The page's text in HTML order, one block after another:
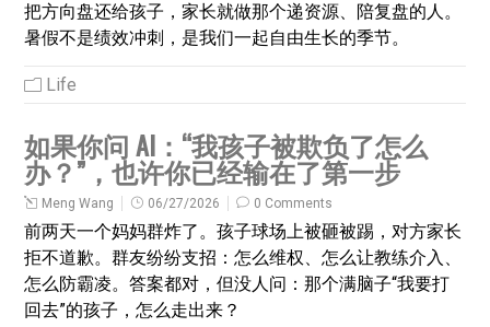
把方向盘还给孩子，家长就做那个递资源、陪复盘的人。
暑假不是绩效冲刺，是我们一起自由生长的季节。
Life
如果你问 AI：“我孩子被欺负了怎么
办？”，也许你已经输在了第一步
Meng Wang 06/27/2026 0 Comments
前两天一个妈妈群炸了。孩子球场上被砸被踢，对方家长
拒不道歉。群友纷纷支招：怎么维权、怎么让教练介入、
怎么防霸凌。答案都对，但没人问：那个满脑子“我要打
回去”的孩子，怎么走出来？